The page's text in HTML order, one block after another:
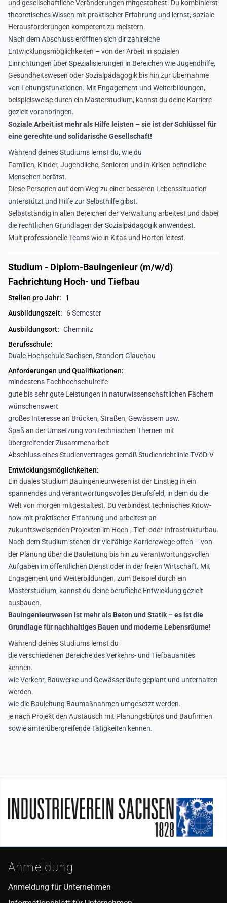
und gesellschaftliche Veränderungen mitgestaltest. Du kombinierst
theoretisches Wissen mit praktischer Erfahrung und lernst, soziale
Herausforderungen kompetent zu meistern.
Nach dem Abschluss eröffnen sich dir zahlreiche
Entwicklungsmöglichkeiten – von der Arbeit in sozialen
Einrichtungen über Spezialisierungen in Bereichen wie Jugendhilfe,
Gesundheitswesen oder Sozialpädagogik bis hin zur Übernahme
von Leitungsfunktionen. Mit Engagement und Weiterbildungen,
beispielsweise durch ein Masterstudium, kannst du deine Karriere
gezielt voranbringen.
Soziale Arbeit ist mehr als Hilfe leisten – sie ist der Schlüssel für
eine gerechte und solidarische Gesellschaft!
Während deines Studiums lernst du, wie du
Familien, Kinder, Jugendliche, Senioren und in Krisen befindliche
Menschen berätst.
Diese Personen auf dem Weg zu einer besseren Lebenssituation
unterstützt und Hilfe zur Selbsthilfe gibst.
Selbstständig in allen Bereichen der Verwaltung arbeitest und dabei
die rechtlichen Grundlagen der Sozialpädagogik anwendest.
Multiprofessionelle Teams wie in Kitas und Horten leitest.
Studium - Diplom-Bauingenieur (m/w/d)
Fachrichtung Hoch- und Tiefbau
Stellen pro Jahr:
1
Ausbildungszeit:
6 Semester
Ausbildungsort: Chemnitz
Berufsschule:
Duale Hochschule Sachsen, Standort Glauchau
Anforderungen und Qualifikationen:
mindestens Fachhochschulreife
gute bis sehr gute Leistungen in naturwissenschaftlichen Fächern
wünschenswert
großes Interesse an Brücken, Straßen, Gewässern usw.
Spaß an der Umsetzung von technischen Themen mit
übergreifender Zusammenarbeit
Abschluss eines Studienvertrages gemäß Studienrichtlinie TVöD-V
Entwicklungsmöglichkeiten:
Ein duales Studium Bauingenieurwesen ist der Einstieg in ein
spannendes und verantwortungsvolles Berufsfeld, in dem du die
Welt von morgen mitgestaltest. Du verbindest technisches Know-
how mit praktischer Erfahrung und arbeitest an
zukunftsweisenden Projekten im Hoch-, Tief- oder Infrastrukturbau.
Nach dem Studium stehen dir vielfältige Karrierewege offen – von
der Planung über die Bauleitung bis hin zu verantwortungsvollen
Aufgaben im öffentlichen Dienst oder in der freien Wirtschaft. Mit
Engagement und Weiterbildungen, zum Beispiel durch ein
Masterstudium, kannst du deine berufliche Entwicklung gezielt
ausbauen.
Bauingenieurwesen ist mehr als Beton und Statik – es ist die
Grundlage für nachhaltiges Bauen und moderne Lebensräume!
Während deines Studiums lernst du
die verschiedenen Bereiche des Verkehrs- und Tiefbauamtes
kennen.
wie Verkehr, Bauwerke und Gewässerläufe geplant und unterhalten
werden.
wie die Bauleitung Baumaßnahmen umgesetzt werden.
je nach Projekt den Austausch mit Planungsbüros und Baufirmen
sowie ämterübergreifende Tätigkeiten kennen.
Anmeldung
Anmeldung für Unternehmen